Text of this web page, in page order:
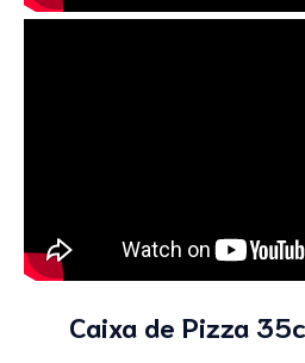
Caixa de Pizza